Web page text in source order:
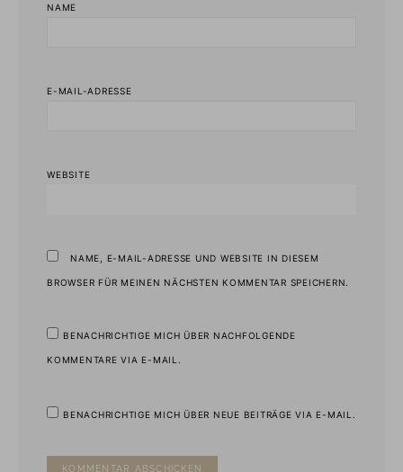
NAME
E-MAIL-ADRESSE
WEBSITE
NAME, E-MAIL-ADRESSE UND WEBSITE IN DIESEM
BROWSER FÜR MEINEN NÄCHSTEN KOMMENTAR SPEICHERN.
BENACHRICHTIGE MICH ÜBER NACHFOLGENDE
KOMMENTARE VIA E-MAIL.
BENACHRICHTIGE MICH ÜBER NEUE BEITRÄGE VIA E-MAIL.